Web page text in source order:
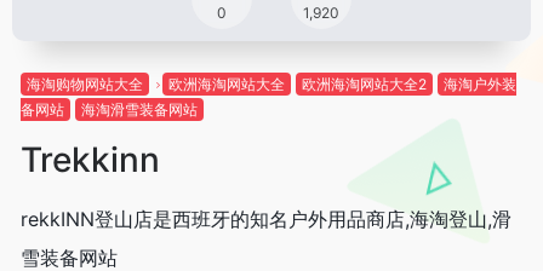
0 1,920
海淘购物网站大全 欧洲海淘网站大全 欧洲海淘网站大全2
海淘户外装
备网站
海淘滑雪装备网站
Trekkinn
rekkINN登山店是西班牙的知名户外用品商店,海淘登山,滑
雪装备网站